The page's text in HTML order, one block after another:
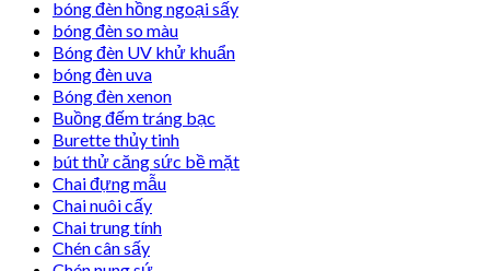
bóng đèn hồng ngoại sấy
bóng đèn so màu
Bóng đèn UV khử khuẩn
bóng đèn uva
Bóng đèn xenon
Buồng đếm tráng bạc
Burette thủy tinh
bút thử căng sức bề mặt
Chai đựng mẫu
Chai nuôi cấy
Chai trung tính
Chén cân sấy